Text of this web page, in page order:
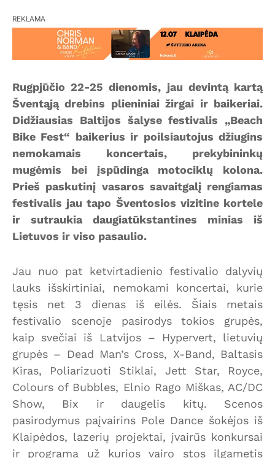
REKLAMA
Rugpjūčio 22-25 dienomis, jau devintą kartą
Šventąją drebins plieniniai žirgai ir baikeriai.
Didžiausias Baltijos šalyse festivalis „Beach
Bike Fest“ baikerius ir poilsiautojus džiugins
nemokamais koncertais, prekybininkų
mugėmis bei įspūdinga motociklų kolona.
Prieš paskutinį vasaros savaitgalį rengiamas
festivalis jau tapo Šventosios vizitine kortele
ir sutraukia daugiatūkstantines minias iš
Lietuvos ir viso pasaulio.
Jau nuo pat ketvirtadienio festivalio dalyvių
lauks išskirtiniai, nemokami koncertai, kurie
tęsis net 3 dienas iš eilės. Šiais metais
festivalio scenoje pasirodys tokios grupės,
kaip svečiai iš Latvijos – Hypervert, lietuvių
grupės – Dead Man’s Cross, X-Band, Baltasis
Kiras, Poliarizuoti Stiklai, Jett Star, Royce,
Colours of Bubbles, Elnio Rago Miškas, AC/DC
Show, Bix ir daugelis kitų. Scenos
pasirodymus paįvairins Pole Dance šokėjos iš
Klaipėdos, lazerių projektai, įvairūs konkursai
ir programa už kurios vairo stos ilgametis